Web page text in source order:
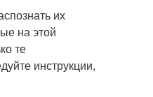
их
на этой
те
инструкции,